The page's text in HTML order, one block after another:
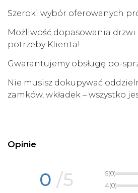
Szeroki wybór oferowanych
Możliwość dopasowania
potrzeby Klienta!
Gwarantujemy obsługę po-
Nie musisz dokupywać
zamków, wkładek – wszystko
Opinie
0 /5 5(0)
4(0)